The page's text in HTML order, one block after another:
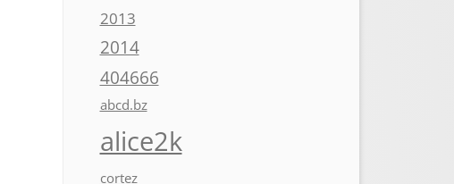
2013
2014
404666
abcd.bz
alice2k
cortez